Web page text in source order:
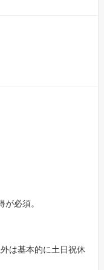
必須。
は基本的に土日祝休